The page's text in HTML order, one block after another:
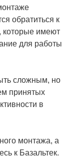
обратиться к
которые имеют
для работы
сложным, но
принятых
в
монтажа, а
к Базальтек.